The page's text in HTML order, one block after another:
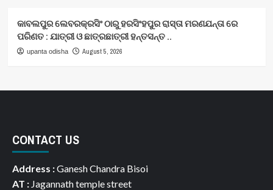
କାବଲପୁର ଲେବରକ୍ରସିଂ ଠାରୁ ହରସିଂହପୁର ରାସ୍ତା ମରଣଯନ୍ତା ରେ
ପରିଣତ : ଯାତ୍ରୀ ଓ ଛାତ୍ରଛାତ୍ରୀ ହନ୍ତସନ୍ତ ..
upanta odisha August 5, 2026
CONTACT US
Address :Ganesh Chandra Bisoi
AT : Jagannath temple street